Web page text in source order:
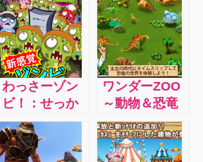
：
わっさーゾン
ビ！：せっか
く蘇ったの
に、最後は殺
して図鑑に残
ワンダーZOO
～動物＆恐竜
レスキュー
～：子供たち
にぴったりの